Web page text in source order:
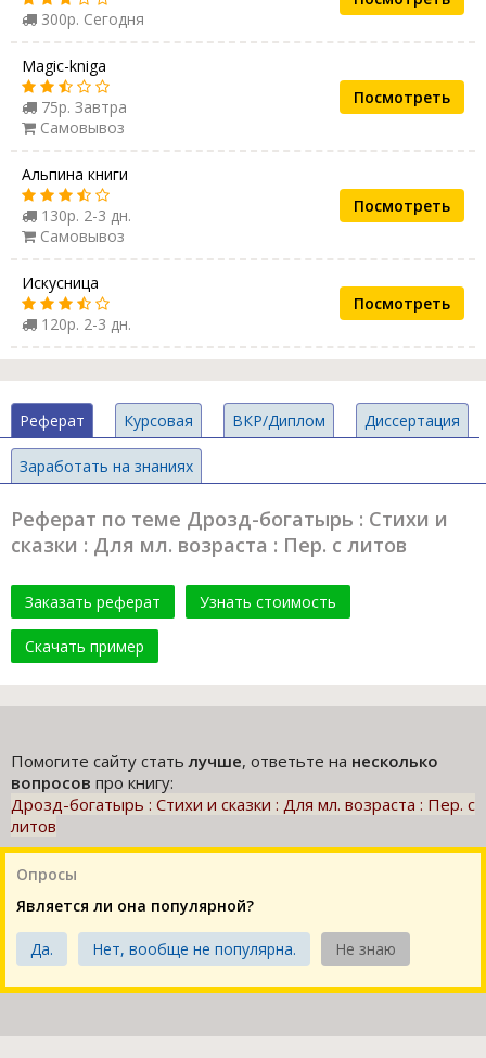
300р. Сегодня
Magic-kniga
75р. Завтра
Самовывоз
Посмотреть
Альпина книги
130р. 2-3 дн.
Самовывоз
Посмотреть
Искусница
120р. 2-3 дн.
Посмотреть
Реферат Курсовая ВКР/Диплом Диссертация
Заработать на знаниях
Реферат по теме Дрозд-богатырь : Стихи и
сказки : Для мл. возраста : Пер. с литов
Заказать реферат Узнать стоимость
Скачать пример
Помогите сайту статьлучше, ответьте на несколько
вопросов про книгу:
Дрозд-богатырь : Стихи и сказки : Для мл. возраста : Пер. с
литов
Опросы
Является ли она популярной?
Да. Нет, вообще не популярна. Не знаю